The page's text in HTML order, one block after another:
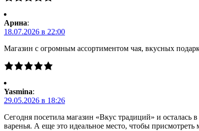
Арина:
18.07.2026 в 22:00
Магазин с огромным ассортиментом чая, вкусных
Yasmina:
29.05.2026 в 18:26
Сегодня посетила магазин «Вкус традиций» и
варенья. А еще это идеальное место, чтобы